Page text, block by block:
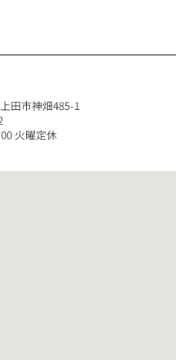
田市神畑485-1
火曜定休